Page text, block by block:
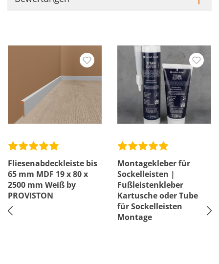
Fliesenabdeckleiste bis
65 mm MDF 19 x 80 x
2500 mm Weiß by
PROVISTON
Montagekleber für
Sockelleisten |
Fußleistenkleber
Kartusche oder Tube
für Sockelleisten
Montage